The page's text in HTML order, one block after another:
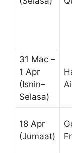
31 Mac –
1 Apr
(Isnin–
Selasa)
18 Apr
(Jumaat)